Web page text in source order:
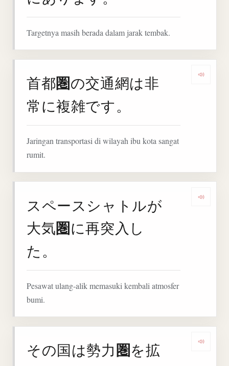
Targetnya masih berada dalam jarak tembak.
首都圏の交通網は非
常に複雑です。
Jaringan transportasi di wilayah ibu kota sangat
rumit.
スペースシャトルが
大気圏に再突入し
た。
Pesawat ulang-alik memasuki kembali atmosfer
bumi.
その国は勢力圏を拡